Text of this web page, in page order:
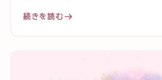
続きを読む